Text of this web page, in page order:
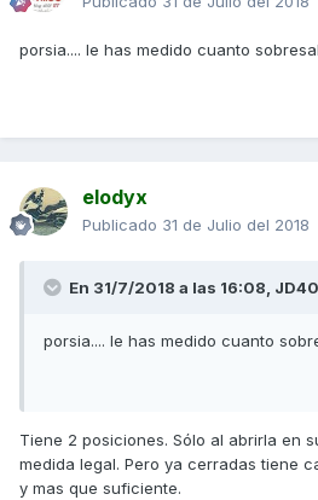
porsia.... le has medido cuanto
elodyx
Publicado 31 de Julio del 2018
En 31/7/2018 a las 16:08,
porsia.... le has medido cuanto
Tiene 2 posiciones. Sólo al abrirla en
medida legal. Pero ya cerradas tiene
y mas que suficiente.